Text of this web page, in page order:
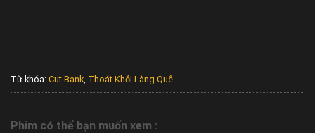
Từ khóa: Cut Bank, Thoát Khỏi Làng Quê.
Phim có thể bạn muốn xem :